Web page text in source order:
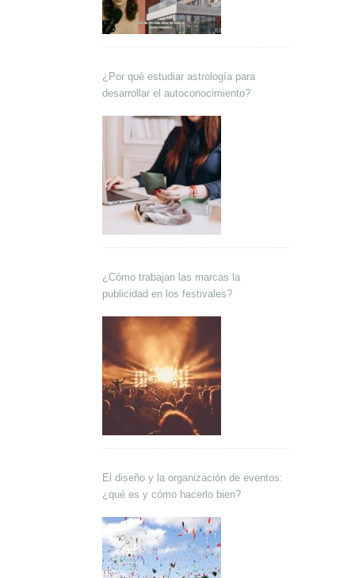
¿Por qué estudiar astrología para
desarrollar el autoconocimiento?
¿Cómo trabajan las marcas la
publicidad en los festivales?
El diseño y la organización de eventos:
¿qué es y cómo hacerlo bien?